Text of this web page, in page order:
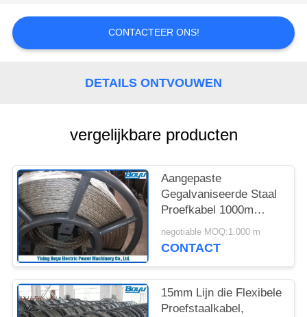
SITEMAP
CONTACTEER ONS!
DETAILS ONTVOUWEN
vergelijkbare producten
Aangepaste
Gegalvaniseerde Staal
Proefkabel 1000m
Lengte met Goede
Flexibiliteit
negotiable MOQ:1.000 m
CONTACT
15mm Lijn die Flexibele
Proefstaalkabel,